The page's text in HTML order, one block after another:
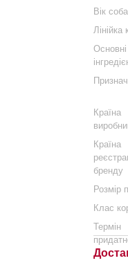
Вік
Лінійка
Основні
Країна
Країна
бренду
Розмір
Клас
Термін